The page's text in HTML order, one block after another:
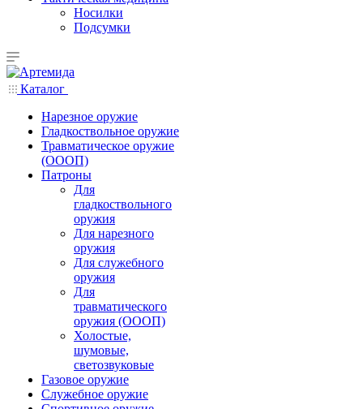
Носилки
Подсумки
Каталог
Нарезное оружие
Гладкоствольное оружие
Травматическое оружие
(ОООП)
Патроны
Для
гладкоствольного
оружия
Для нарезного
оружия
Для служебного
оружия
Для
травматического
оружия (ОООП)
Холостые,
шумовые,
светозвуковые
Газовое оружие
Служебное оружие